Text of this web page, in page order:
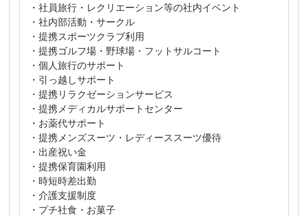
・社員旅行・レクリエーション等の社内イベント
・社内部活動・サークル
・提携スポーツクラブ利用
・提携ゴルフ場・野球場・フットサルコート
・個人旅行のサポート
・引っ越しサポート
・提携リラクゼーションサービス
・提携メディカルサポートセンター
・お薬代サポート
・提携メンズスーツ・レディーススーツ優待
・出産祝い金
・提携保育園利用
・時短時差出勤
・介護支援制度
・プチ社食・お菓子